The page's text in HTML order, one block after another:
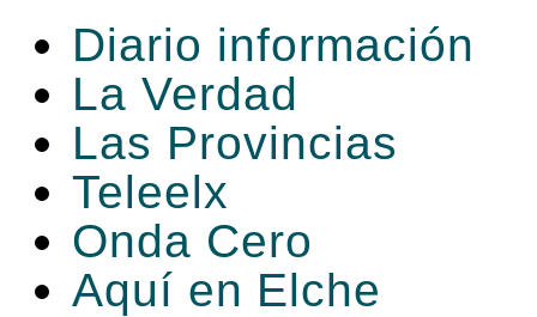
Diario información
La Verdad
Las Provincias
Teleelx
Onda Cero
Aquí en Elche